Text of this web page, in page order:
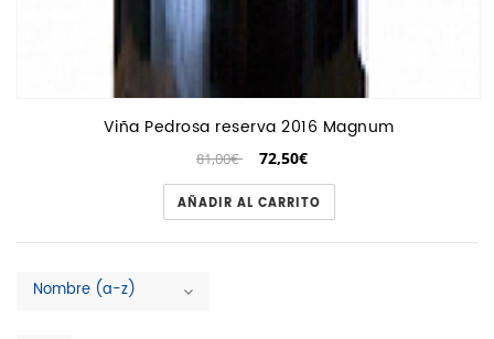
Viña Pedrosa reserva 2016 Magnum
81,00€ 72,50€
AÑADIR AL CARRITO
Nombre (a-z)